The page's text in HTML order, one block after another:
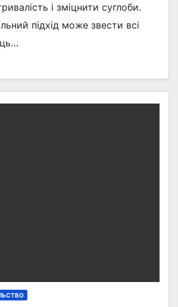
і зміцнити суглоби.
підхід може звести всі